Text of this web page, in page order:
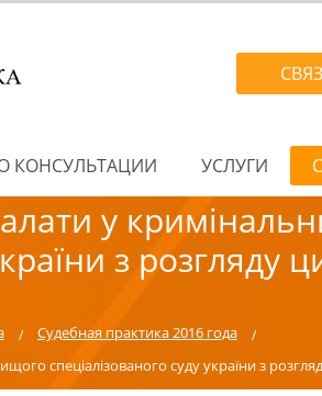
КОНСУЛЬТАЦИИ УСЛУГИ
у
з розгляду
Судебная практика 2016 года
спеціалізованого суду україни з